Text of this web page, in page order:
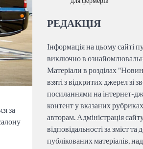
за
РЕДАКЦІЯ
Інформація на цьому сайті
виключно в
Матеріали в розділах
взяті з відкритих джерел зі
посиланнями на інтернет-
контент у вказаних
авторам. Адміністрація
відповідальності за зміст та
публікованих матеріалів,